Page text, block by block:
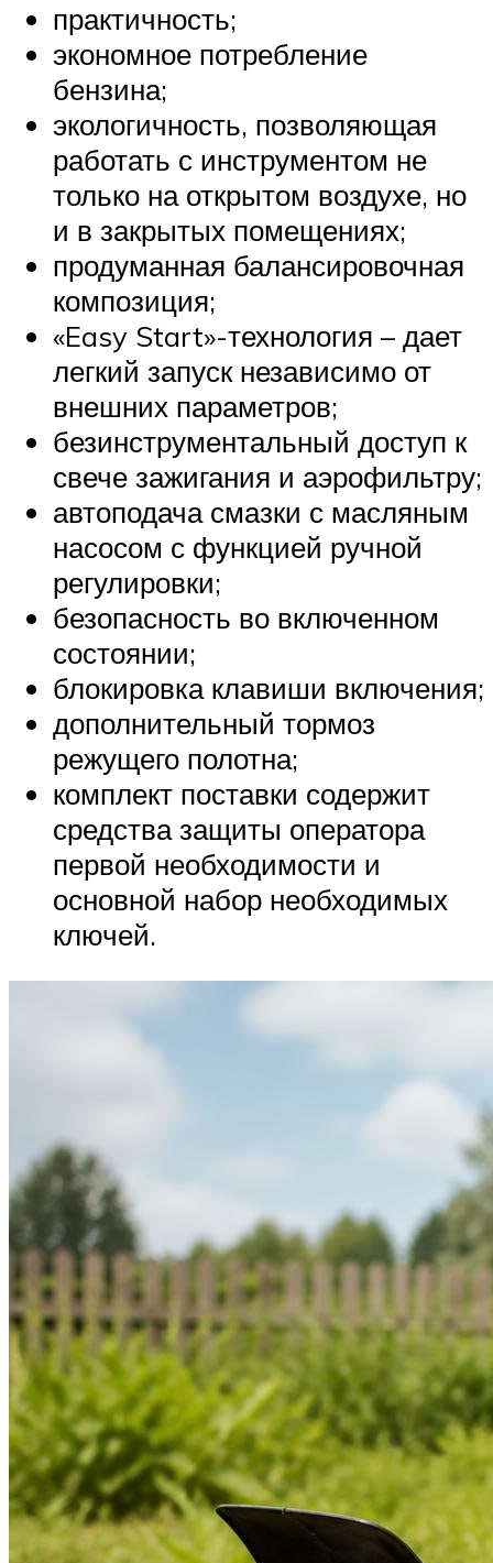
практичность;
экономное потребление
бензина;
экологичность, позволяющая
работать с инструментом не
только на открытом воздухе, но
и в закрытых помещениях;
продуманная балансировочная
композиция;
«Easy Start»-технология – дает
легкий запуск независимо от
внешних параметров;
безинструментальный доступ к
свече зажигания и аэрофильтру;
автоподача смазки с масляным
насосом с функцией ручной
регулировки;
безопасность во включенном
состоянии;
блокировка клавиши включения;
дополнительный тормоз
режущего полотна;
комплект поставки содержит
средства защиты оператора
первой необходимости и
основной набор необходимых
ключей.